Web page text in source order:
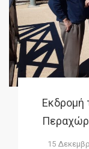
Εκδρομή
15